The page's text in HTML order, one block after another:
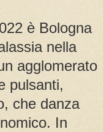
è Bologna
nella
agglomerato
pulsanti,
che danza
In